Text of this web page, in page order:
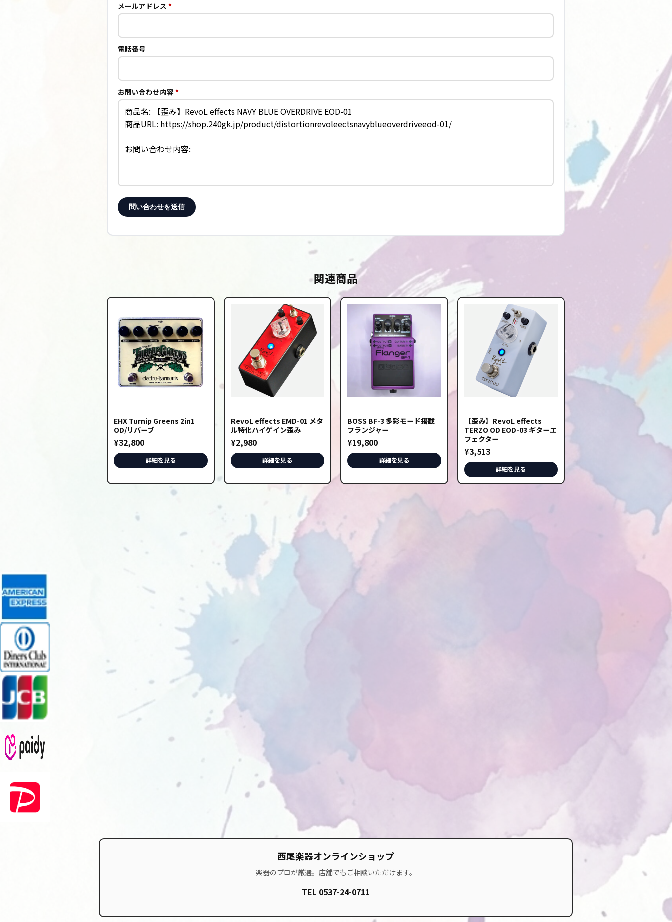
メールアドレス *
電話番号
お問い合わせ内容*
問い合わせを送信
関連商品
EHX Turnip Greens 2in1
OD/リバーブ
¥32,800
詳細を見る
RevoL effects EMD-01 メタ
ル特化ハイゲイン歪み
¥2,980
詳細を見る
BOSS BF-3 多彩モード搭載
フランジャー
¥19,800
詳細を見る
【歪み】RevoL effects
TERZO OD EOD-03 ギターエ
フェクター
¥3,513
詳細を見る
西尾楽器オンラインショップ
楽器のプロが厳選。店舗でもご相談いただけます。
TEL 0537-24-0711